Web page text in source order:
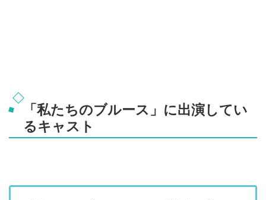
「私たちのブルース」に出演してい
るキャスト